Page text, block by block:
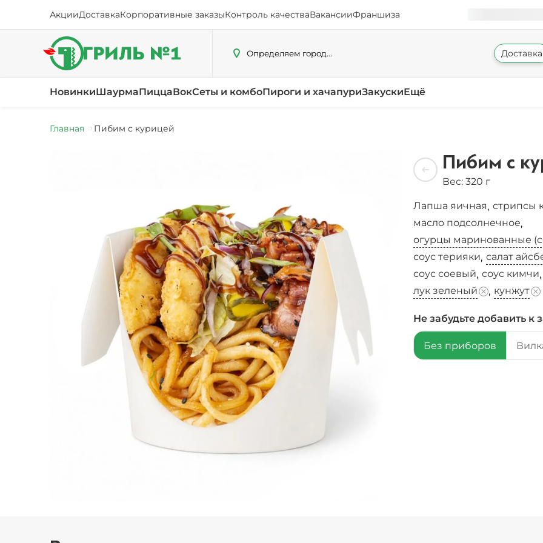
АкцииДоставкаКорпоративные заказыКонтроль качестваВакансииФраншиза
Определяем город... Доставка
НовинкиШаурмаПиццаВокСеты и комбоПироги и хачапуриЗакускиЕщё
Главная Пибим с курицей
Пибим с
Вес: 320 г
Лапша яичная, стрипсы
масло подсолнечное,
огурцы маринованные
соус терияки, салат
соус соевый, соус кимчи,
лук зеленый
, кунжут
Не забудьте добавить к
Без приборов